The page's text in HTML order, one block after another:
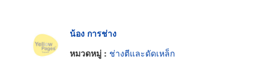
น้อง การช่าง
หมวดหมู่ : ช่างตีและดัดเหล็ก